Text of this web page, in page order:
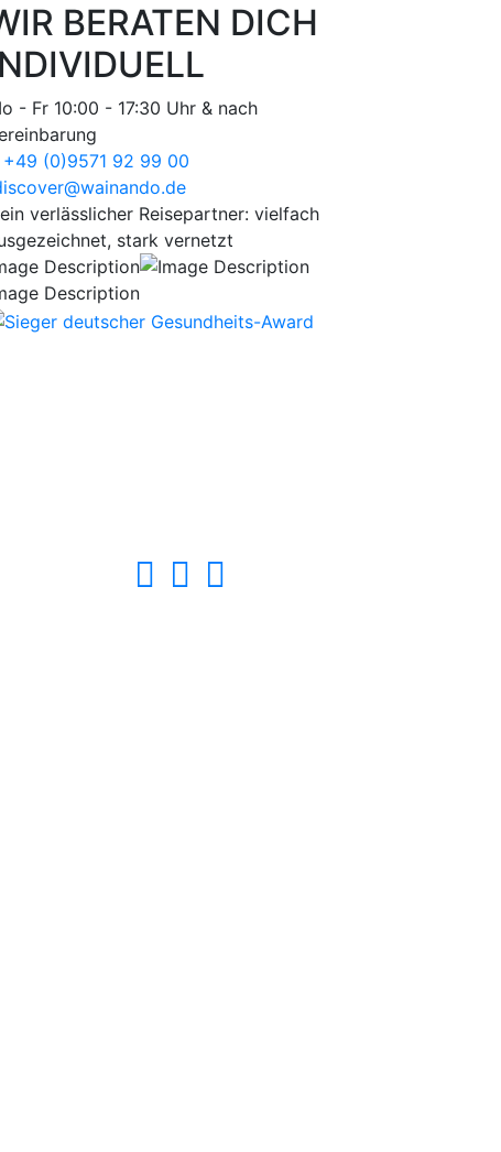
BERATEN DICH
- Fr 10:00 - 17:30 Uhr & nach
+49 (0)9571 92 99 00
verlässlicher Reisepartner: vielfach
stark vernetzt